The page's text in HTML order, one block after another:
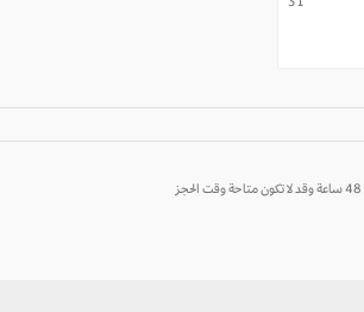
31